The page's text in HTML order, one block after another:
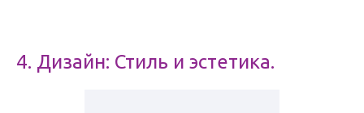
4. Дизайн: Стиль и эстетика.